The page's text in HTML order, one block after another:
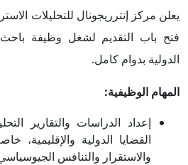
يعلن مركز إنترريجونال للتحليلات
فتح باب التقديم لشغل وظيفة
الدولية بدوام كامل.
المهام الوظيفية:
إعداد الدراسات والتقارير
القضايا الدولية والإقليمية،
والاستقرار والتنافس